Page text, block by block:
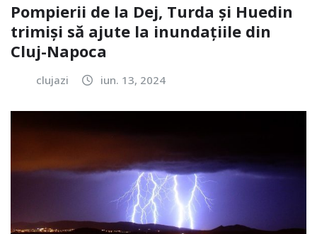
Pompierii de la Dej, Turda și Huedin
trimiși să ajute la inundațiile din
Cluj-Napoca
clujazi iun. 13, 2024